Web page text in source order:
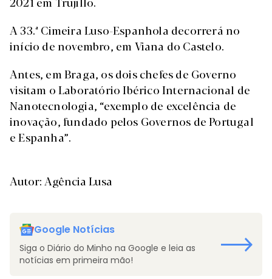
A 33.ª Cimeira Luso-Espanhola decorrerá no
início de novembro, em Viana do Castelo.
Antes, em Braga, os dois chefes de Governo
visitam o Laboratório Ibérico Internacional de
Nanotecnologia, “exemplo de excelência de
inovação, fundado pelos Governos de Portugal
e Espanha”.
Autor: Agência Lusa
Google Notícias
Siga o Diário do Minho na Google e leia as
notícias em primeira mão!